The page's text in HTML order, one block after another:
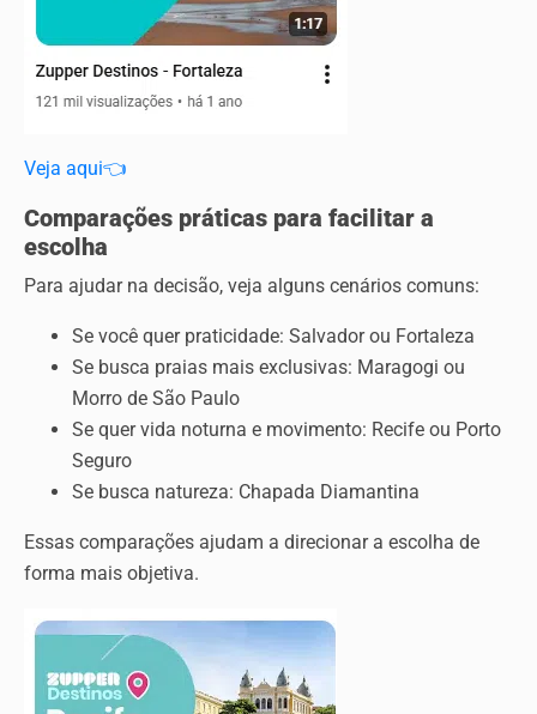
Veja aqui👈
Comparações práticas para facilitar a
escolha
Para ajudar na decisão, veja alguns cenários comuns:
Se você quer praticidade: Salvador ou Fortaleza
Se busca praias mais exclusivas: Maragogi ou
Morro de São Paulo
Se quer vida noturna e movimento: Recife ou Porto
Seguro
Se busca natureza: Chapada Diamantina
Essas comparações ajudam a direcionar a escolha de
forma mais objetiva.